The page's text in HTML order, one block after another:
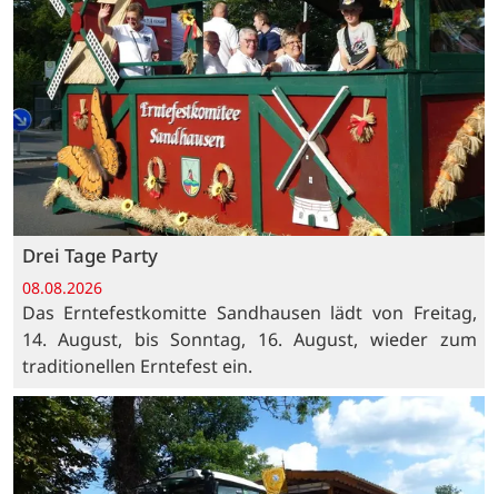
Drei Tage Party
08.08.2026
Das Erntefestkomitte Sandhausen lädt von Freitag,
14. August, bis Sonntag, 16. August, wieder zum
traditionellen Erntefest ein.